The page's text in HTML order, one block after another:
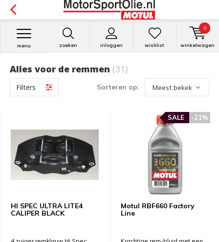
zoeken inloggen
menu wishlist winkelwagen
0
Alles voor de remmen (31)
Filters Sorteren op:
HI SPEC ULTRA LITE4
CALIPER BLACK
Motul RBF660 Factory
Line
-21%
SALE